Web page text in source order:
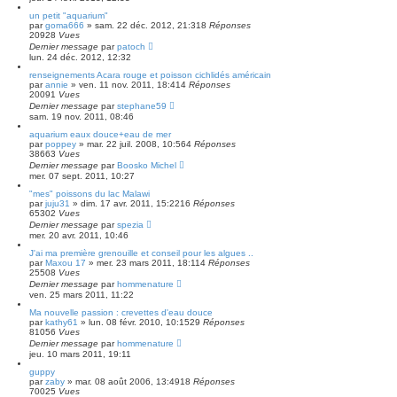
un petit "aquarium"
pargoma666 » sam. 22 déc. 2012, 21:318 Réponses
20928 Vues
Dernier message parpatoch
lun. 24 déc. 2012, 12:32
renseignements Acara rouge et poisson cichlidés américain
parannie » ven. 11 nov. 2011, 18:414 Réponses
20091 Vues
Dernier message parstephane59
sam. 19 nov. 2011, 08:46
aquarium eaux douce+eau de mer
parpoppey » mar. 22 juil. 2008, 10:564 Réponses
38663 Vues
Dernier message parBoosko Michel
mer. 07 sept. 2011, 10:27
"mes" poissons du lac Malawi
parjuju31 » dim. 17 avr. 2011, 15:2216 Réponses
65302 Vues
Dernier message parspezia
mer. 20 avr. 2011, 10:46
J'ai ma première grenouille et conseil pour les algues ..
parMaxou 17 » mer. 23 mars 2011, 18:114 Réponses
25508 Vues
Dernier message parhommenature
ven. 25 mars 2011, 11:22
Ma nouvelle passion : crevettes d'eau douce
parkathy61 » lun. 08 févr. 2010, 10:1529 Réponses
81056 Vues
Dernier message parhommenature
jeu. 10 mars 2011, 19:11
guppy
parzaby » mar. 08 août 2006, 13:4918 Réponses
70025 Vues